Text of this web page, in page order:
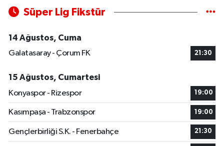
Süper Lig Fikstür
14 Ağustos, Cuma
Galatasaray - Çorum FK
21:30
15 Ağustos, Cumartesi
Konyaspor - Rizespor
19:00
Kasımpaşa - Trabzonspor 19:00
Gençlerbirliği S.K. - Fenerbahçe 21:30